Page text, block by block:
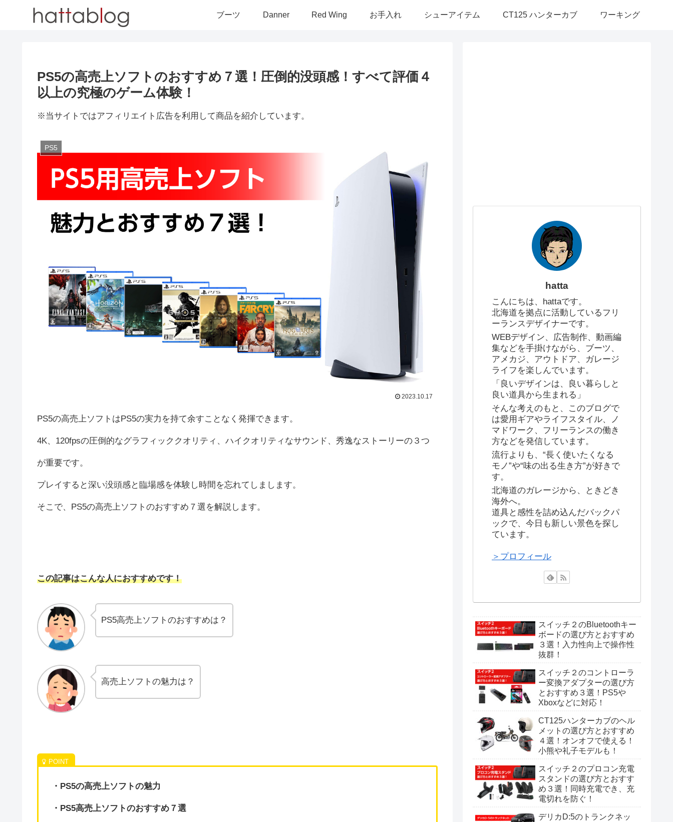
ブーツ Danner Red Wing お手入れ シューアイテム CT125 ハンターカブ ワーキング
PS5の高売上ソフトのおすすめ７選！圧倒的没頭感！すべて評価４
以上の究極のゲーム体験！
※当サイトではアフィリエイト広告を利用して商品を紹介しています。
PS5
2023.10.17
PS5の高売上ソフトはPS5の実力を持て余すことなく発揮できます。
4K、120fpsの圧倒的なグラフィッククオリティ、ハイクオリティなサウンド、秀逸なストーリーの３つ
が重要です。
プレイすると深い没頭感と臨場感を体験し時間を忘れてしまします。
そこで、PS5の高売上ソフトのおすすめ７選を解説します。
この記事はこんな人におすすめです！
PS5高売上ソフトのおすすめは？
高売上ソフトの魅力は？
・PS5の高売上ソフトの魅力
・PS5高売上ソフトのおすすめ７選
hatta
こんにちは、hattaです。
北海道を拠点に活動しているフリ
ーランスデザイナーです。
WEBデザイン、広告制作、動画編
集などを手掛けながら、ブーツ、
アメカジ、アウトドア、ガレージ
ライフを楽しんでいます。
「良いデザインは、良い暮らしと
良い道具から生まれる」
そんな考えのもと、このブログで
は愛用ギアやライフスタイル、ノ
マドワーク、フリーランスの働き
方などを発信しています。
流行よりも、“長く使いたくなる
モノ”や“味の出る生き方”が好きで
す。
北海道のガレージから、ときどき
海外へ。
道具と感性を詰め込んだバックパ
ックで、今日も新しい景色を探し
ています。
＞プロフィール
スイッチ２のBluetoothキー
ボードの選び方とおすすめ
３選！入力性向上で操作性
抜群！
スイッチ２のコントローラ
ー変換アダプターの選び方
とおすすめ３選！PS5や
Xboxなどに対応！
CT125ハンターカブのヘル
メットの選び方とおすすめ
４選！オンオフで使える！
小熊や礼子モデルも！
スイッチ２のプロコン充電
スタンドの選び方とおすす
め３選！同時充電でき、充
電切れを防ぐ！
デリカD:5のトランクネッ